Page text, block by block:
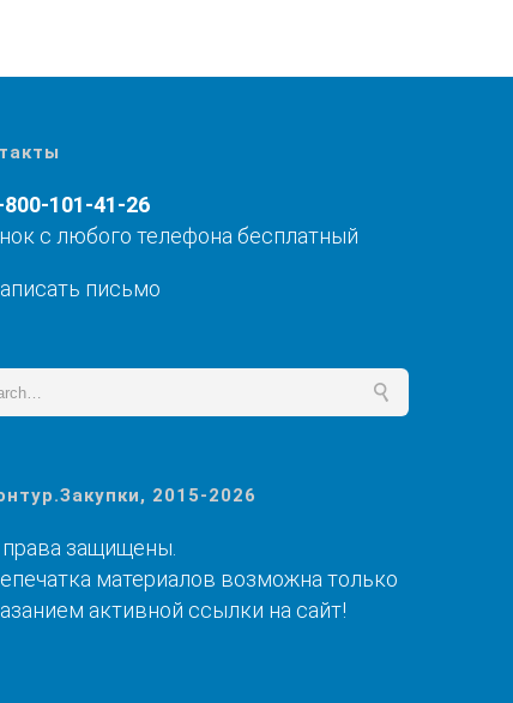
800-101-41-26
с любого телефона бесплатный
письмо
2015-2026
защищены.
материалов возможна только
активной ссылки на сайт!